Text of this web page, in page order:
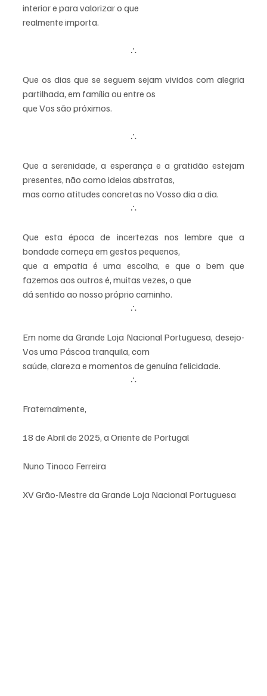
interior e para valorizar o que
realmente importa.
∴
Que os dias que se seguem sejam vividos com alegria
partilhada, em família ou entre os
que Vos são próximos.
∴
Que a serenidade, a esperança e a gratidão estejam
presentes, não como ideias abstratas,
mas como atitudes concretas no Vosso dia a dia.
∴
Que esta época de incertezas nos lembre que a
bondade começa em gestos pequenos,
que a empatia é uma escolha, e que o bem que
fazemos aos outros é, muitas vezes, o que
dá sentido ao nosso próprio caminho.
∴
Em nome da Grande Loja Nacional Portuguesa, desejo-
Vos uma Páscoa tranquila, com
saúde, clareza e momentos de genuína felicidade.
∴
Fraternalmente,
18 de Abril de 2025, a Oriente de Portugal
Nuno Tinoco Ferreira
XV Grão-Mestre da Grande Loja Nacional Portuguesa